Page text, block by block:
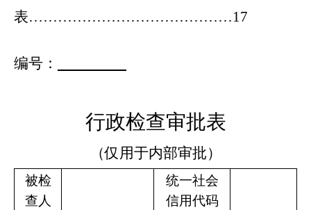
表……………………………………17
编号：
行政检查审批表
（仅用于内部审批）
被检
查人
统一社会
信用代码